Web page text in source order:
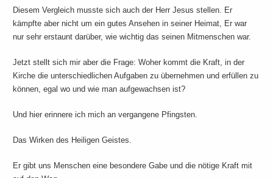
Diesem Vergleich musste sich auch der Herr Jesus stellen. Er
kämpfte aber nicht um ein gutes Ansehen in seiner Heimat, Er war
nur sehr erstaunt darüber, wie wichtig das seinen Mitmenschen war.
Jetzt stellt sich mir aber die Frage: Woher kommt die Kraft, in der
Kirche die unterschiedlichen Aufgaben zu übernehmen und erfüllen zu
können, egal wo und wie man aufgewachsen ist?
Und hier erinnere ich mich an vergangene Pfingsten.
Das Wirken des Heiligen Geistes.
Er gibt uns Menschen eine besondere Gabe und die nötige Kraft mit